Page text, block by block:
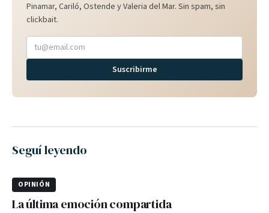
Pinamar, Cariló, Ostende y Valeria del Mar. Sin spam, sin
clickbait.
Suscribirme
Seguí leyendo
OPINIÓN
La última emoción compartida